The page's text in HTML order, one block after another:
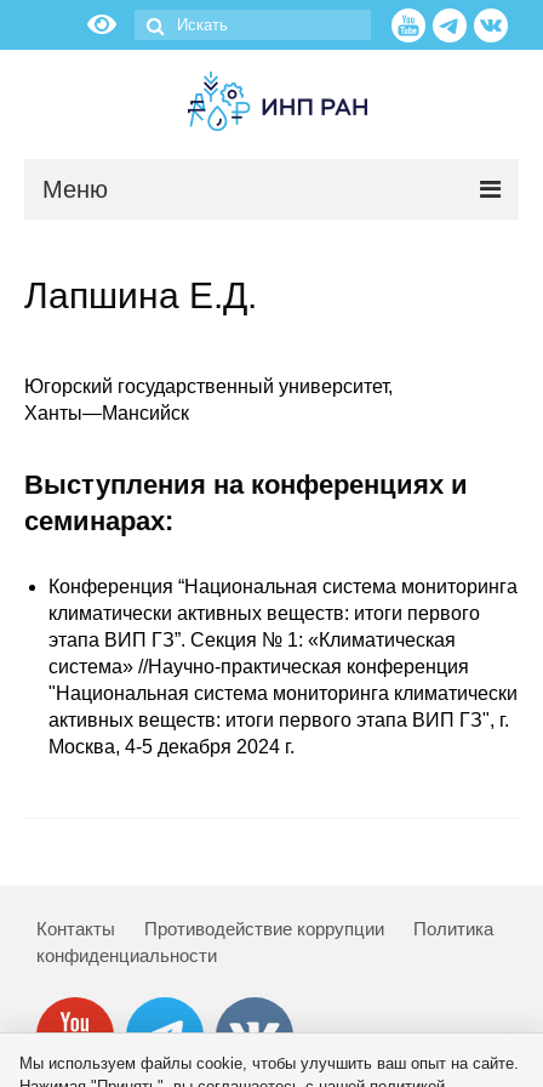
Меню
Научные подразделения
Администрация
Отчетность
Противодействие коррупции
Материалы для СМИ
Проблемы прогнозирования
О журнале
Номера журналов
Лапшина Е.Д.
Югорский государственный университет,
Ханты—Мансийск
Выступления на конференциях и
семинарах:
Конференция “Национальная система мониторинга
климатически активных веществ: итоги первого
этапа ВИП ГЗ”. Cекция № 1: «Климатическая
система» //Научно-практическая конференция
"Национальная система мониторинга климатически
активных веществ: итоги первого этапа ВИП ГЗ", г.
Москва, 4-5 декабря 2024 г.
Контакты Противодействие коррупции
Политика
конфиденциальности
Мы используем файлы cookie, чтобы улучшить ваш опыт на сайте.